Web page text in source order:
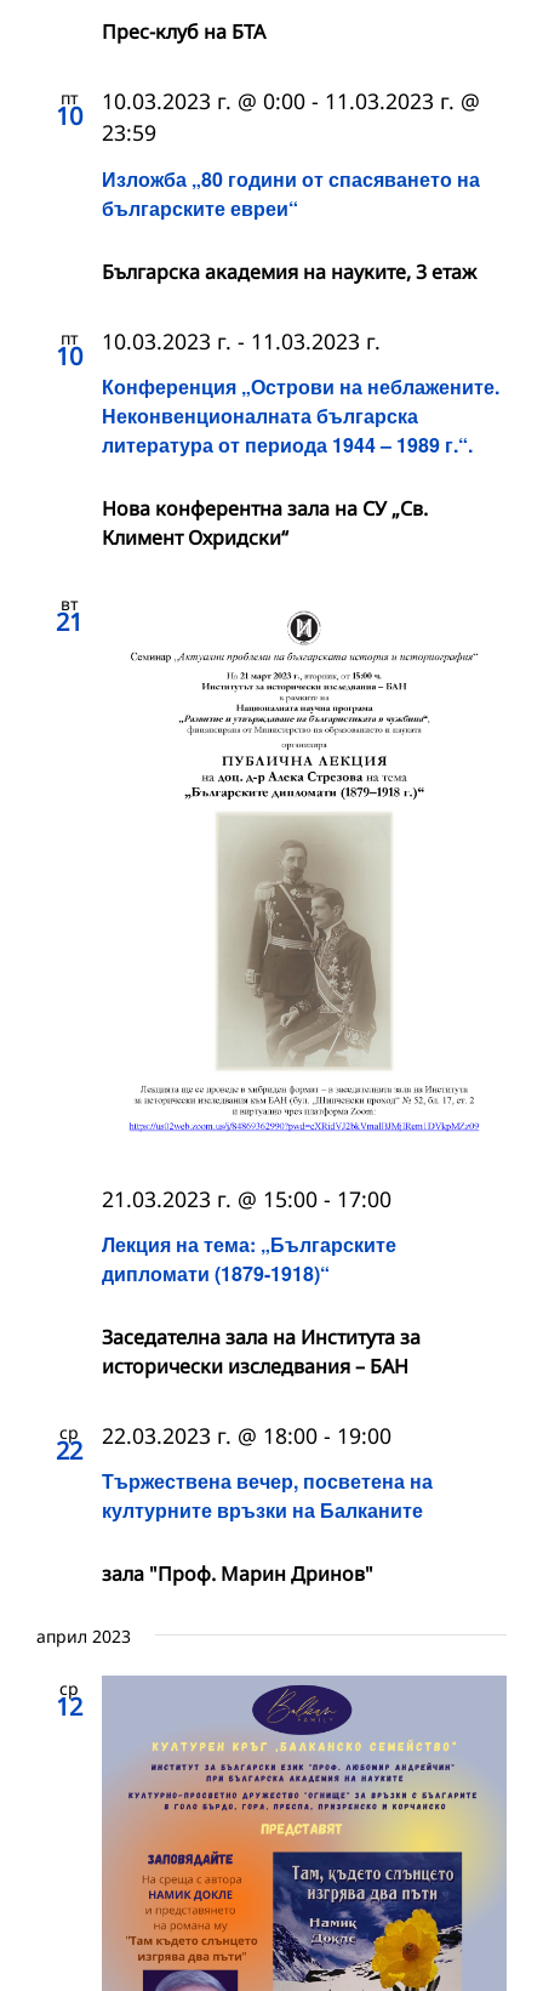
Прес-клуб на БТА
пт
10
Изложба „80 години от спасяването на
българските евреи“
10.03.2023 г. @ 0:00 - 11.03.2023 г. @
23:59
Българска академия на науките, 3 етаж
пт
10
Конференция „Острови на неблажените.
Неконвенционалната българска
литература от периода 1944 – 1989 г.“.
10.03.2023 г. - 11.03.2023 г.
Нова конферентна зала на СУ „Св.
Климент Охридски“
вт
21
Лекция на тема: „Българските
дипломати (1879-1918)“
21.03.2023 г. @ 15:00 - 17:00
Заседателна зала на Института за
исторически изследвания – БАН
ср
22
Тържествена вечер, посветена на
културните връзки на Балканите
22.03.2023 г. @ 18:00 - 19:00
зала "Проф. Марин Дринов"
април 2023
ср
12